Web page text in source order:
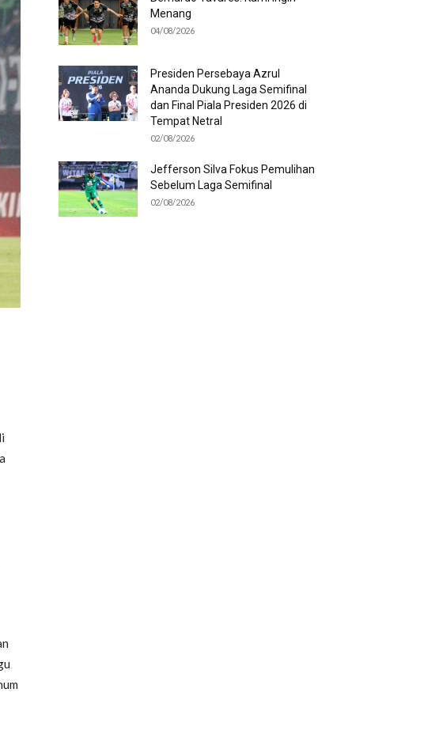
Menang
04/08/2026
Presiden Persebaya Azrul
Ananda Dukung Laga Semifinal
dan Final Piala Presiden 2026 di
Tempat Netral
02/08/2026
Jefferson Silva Fokus Pemulihan
Sebelum Laga Semifinal
02/08/2026